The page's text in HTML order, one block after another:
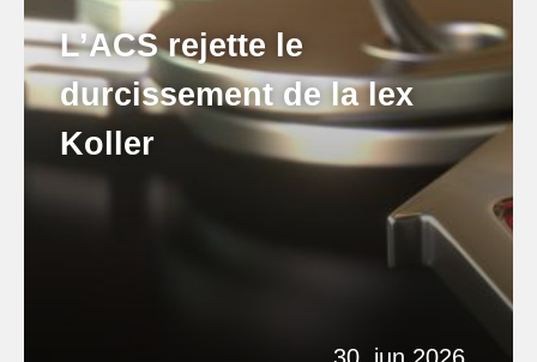
L’ACS rejette le
durcissement de la lex
Koller